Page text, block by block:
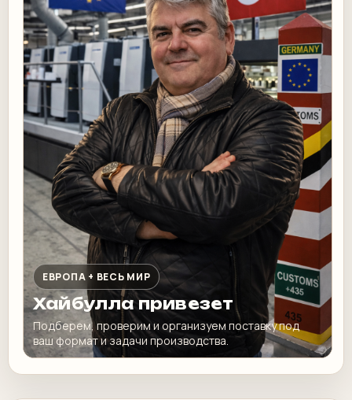
ЕВРОПА + ВЕСЬ МИР
Хайбулла привезет
Подберем, проверим и организуем поставку под
ваш формат и задачи производства.